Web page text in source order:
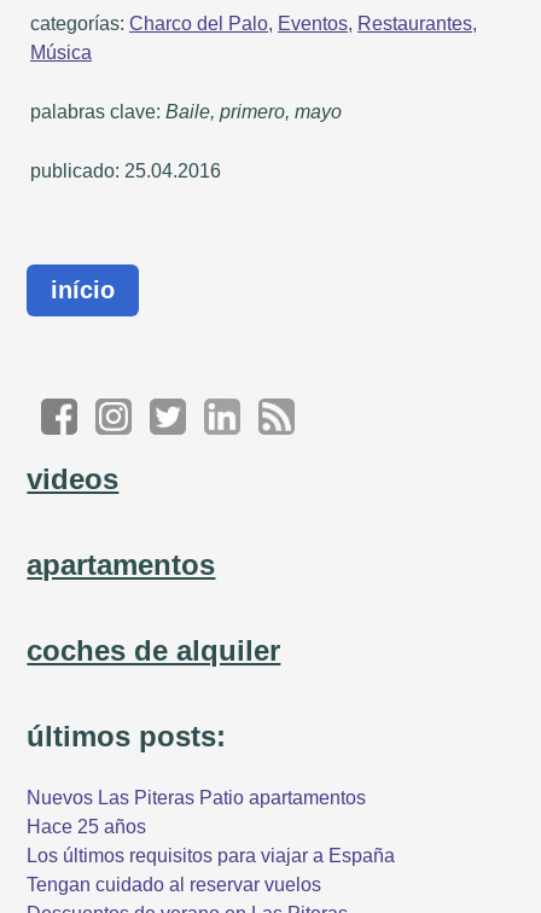
categorías: Charco del Palo, Eventos, Restaurantes,
Música
palabras clave: Baile, primero, mayo
publicado: 25.04.2016
início
videos
apartamentos
coches de alquiler
últimos posts:
Nuevos Las Piteras Patio apartamentos
Hace 25 años
Los últimos requisitos para viajar a España
Tengan cuidado al reservar vuelos